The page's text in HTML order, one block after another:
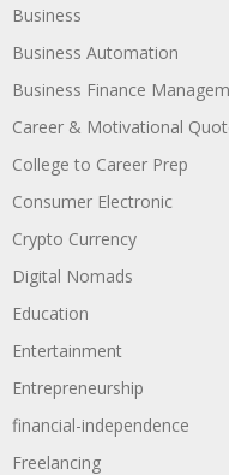
Business
Business Automation
Business Finance
Career & Motivational
College to Career Prep
Consumer Electronic
Crypto Currency
Digital Nomads
Education
Entertainment
Entrepreneurship
financial-independence
Freelancing